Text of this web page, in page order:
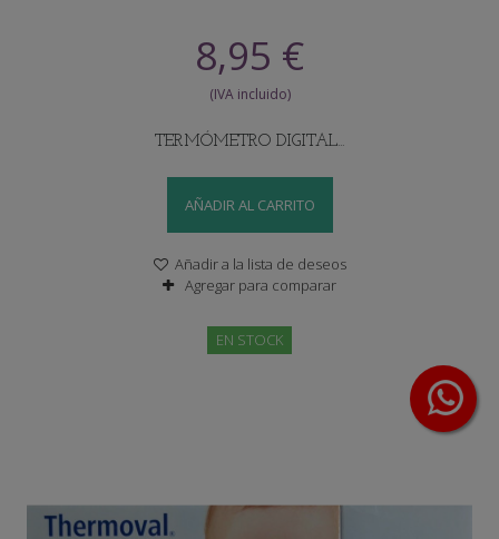
8,95 €
TERMÓMETRO DIGITAL...
AÑADIR AL CARRITO
Añadir a la lista de deseos
Agregar para comparar
EN STOCK